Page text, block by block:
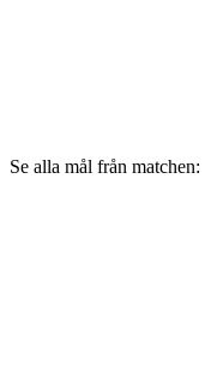
Se alla mål från matchen: